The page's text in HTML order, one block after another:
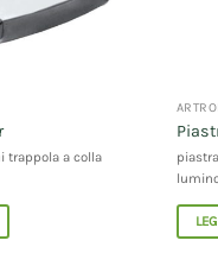
trappola a colla